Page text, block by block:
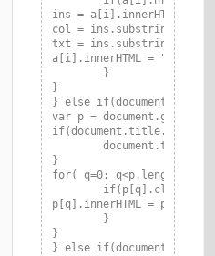
ins = a[i].innerHTML;
col = ins.substring(0,
txt =
a[i].innerHTML = "<span
}
} else
var p =
}
for( q=0; q<p.length;
p[q].innerHTML =
}
} else